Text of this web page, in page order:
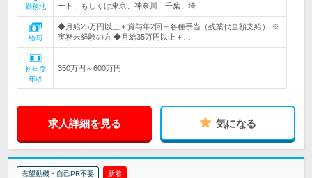
勤務地
ート、もしくは東京、神奈川、千葉、埼…
給与
◆月給25万円以上＋賞与年2回＋各種手当（残業代全額支給） ※
実務未経験の方 ◆月給35万円以上＋…
初年度
年収
350万円～600万円
求人詳細を見る 気になる
志望動機・自己PR不要 新着